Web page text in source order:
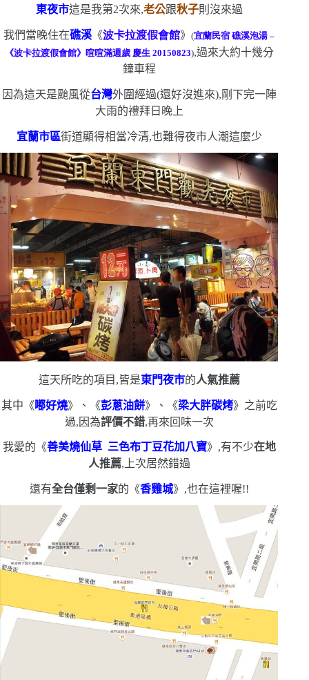
東夜市這是我第2次來,老公跟秋子則沒來過
我們當晚住在礁溪 《波卡拉渡假會館》(宜蘭民宿 礁溪泡湯 –
《波卡拉渡假會館》暄暄滿週歲 慶生20150823),過來大約十幾分
鐘車程
因為這天是颱風從台灣外圍經過(還好沒進來),剛下完一陣
大雨的禮拜日晚上
宜蘭市區街道顯得相當冷清,也難得夜市人潮這麼少
這天所吃的項目,皆是東門夜市的人氣推薦
其中《嘟好燒》、《彭蔥油餅》、《梁大胖碳烤》之前吃
過,因為評價不錯,再來回味一次
我愛的《善美燒仙草 三色布丁豆花加八寶》,有不少在地
人推薦,上次居然錯過
還有全台僅剩一家的《香雞城》,也在這裡喔!!